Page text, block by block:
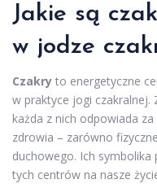
Jakie są
w jodze
Czakry to energetyczne
w praktyce jogi czakralnej.
każda z nich odpowiada
zdrowia – zarówno
duchowego. Ich
tych centrów na nasze